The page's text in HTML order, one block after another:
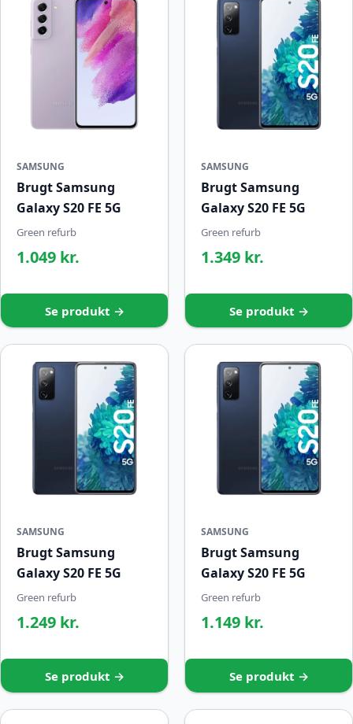
SAMSUNG
Brugt Samsung
Galaxy S20 FE 5G
Green refurb
1.049 kr.
Se produkt →
SAMSUNG
Brugt Samsung
Galaxy S20 FE 5G
Green refurb
1.349 kr.
Se produkt →
SAMSUNG
Brugt Samsung
Galaxy S20 FE 5G
Green refurb
1.249 kr.
Se produkt →
SAMSUNG
Brugt Samsung
Galaxy S20 FE 5G
Green refurb
1.149 kr.
Se produkt →